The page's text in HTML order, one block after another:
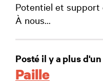
Potentiel et support
À nous...
Posté il y a plus
Paille